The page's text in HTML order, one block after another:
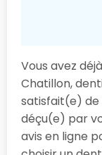
Vous avez
Chatillon,
satisfait(e) de
déçu(e) par
avis en ligne